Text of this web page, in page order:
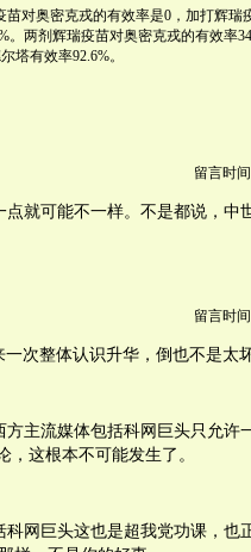
苗对奥密克戎的有效率是0，加打辉瑞
。两剂辉瑞疫苗对奥密克戎的有效率
塔有效率92.6%。
留言时
点就可能不一样。不是都说，中
留言时
次整体认识升华，倒也不是太
方主流媒体包括科网巨头只允许
，这根本不可能发生了。
网巨头这也是超我党功课，也